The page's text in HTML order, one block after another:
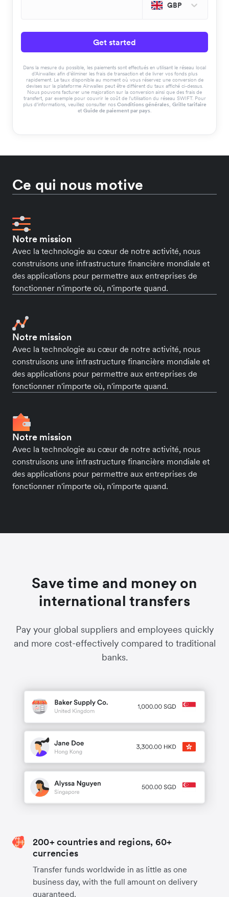
GBP
Get started
Dans la mesure du possible, les paiements sont effectués en utilisant le réseau local
d'Airwallex afin d'éliminer les frais de transaction et de livrer vos fonds plus
rapidement. Le taux disponible au moment où vous réservez une conversion de
devises sur la plateforme Airwallex peut être différent du taux affiché ci-dessus.
Nous pouvons facturer une majoration sur la conversion ainsi que des frais de
transfert, par exemple pour couvrir le coût de l'utilisation du réseau SWIFT. Pour
plus d'informations, veuillez consulter nos Conditions générales, Grille tarifaire
et Guide de paiement par pays.
Ce qui nous motive
Notre mission
Avec la technologie au cœur de notre activité, nous
construisons une infrastructure financière mondiale et
des applications pour permettre aux entreprises de
fonctionner n'importe où, n'importe quand.
Notre mission
Avec la technologie au cœur de notre activité, nous
construisons une infrastructure financière mondiale et
des applications pour permettre aux entreprises de
fonctionner n'importe où, n'importe quand.
Notre mission
Avec la technologie au cœur de notre activité, nous
construisons une infrastructure financière mondiale et
des applications pour permettre aux entreprises de
fonctionner n'importe où, n'importe quand.
Save time and money on
international transfers
Pay your global suppliers and employees quickly
and more cost-effectively compared to traditional
banks.
200+ countries and regions, 60+
currencies
Transfer funds worldwide in as little as one
business day, with the full amount on delivery
guaranteed.